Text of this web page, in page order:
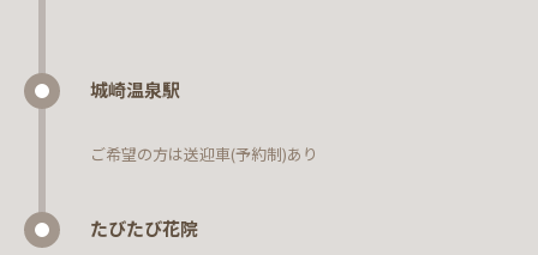
城崎温泉駅
ご希望の方は送迎車(予約制)あり
たびたび花院